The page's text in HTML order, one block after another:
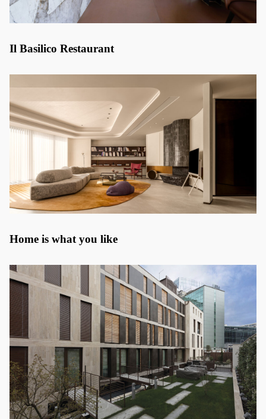
Il Basilico Restaurant
Home is what you like